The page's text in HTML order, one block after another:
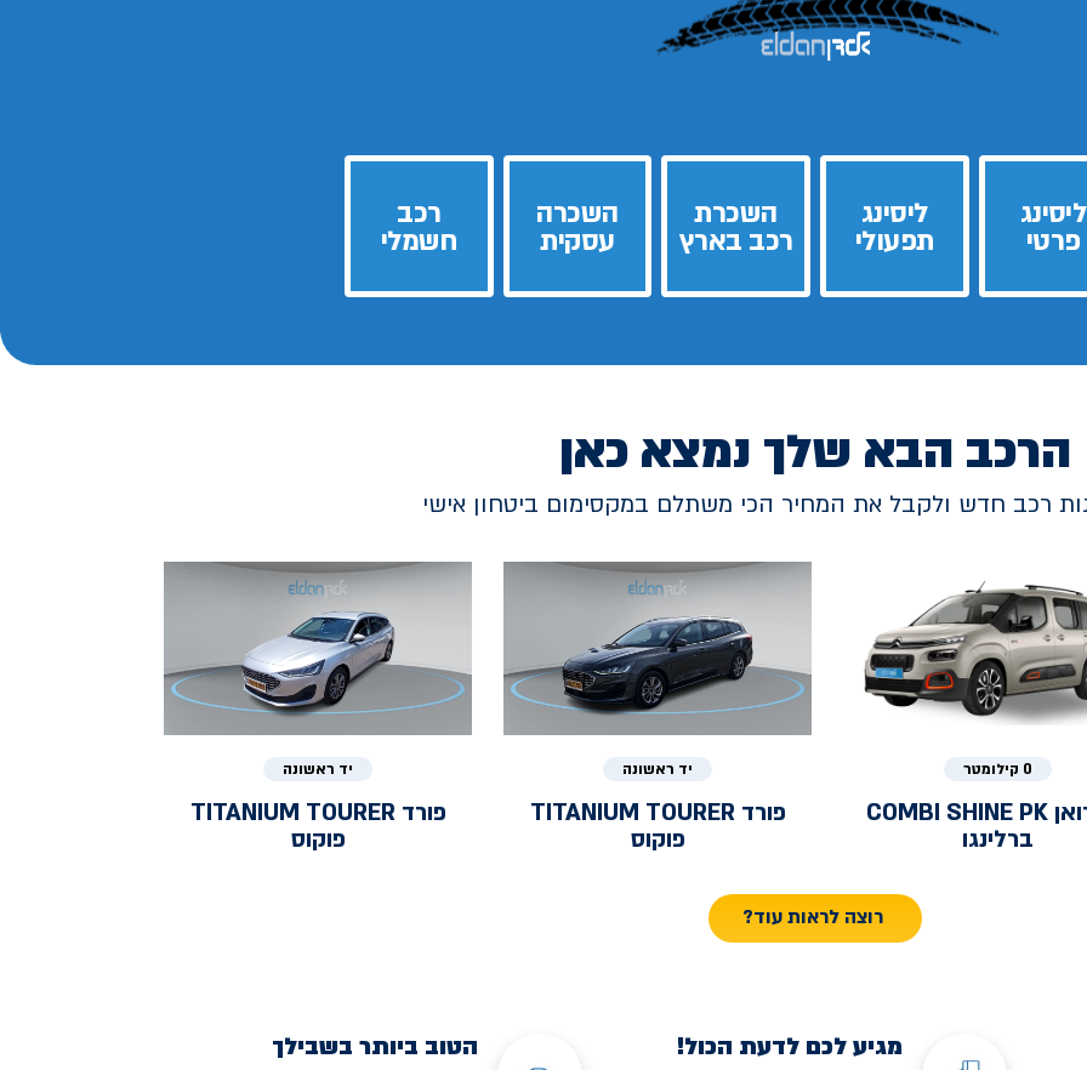
ליסינג
פרטי
ליסינג
תפעולי
השכרת
רכב בארץ
השכרה
עסקית
רכב
חשמלי
הרכב הבא שלך נמצא כאן
רכב חדש ולקבל את המחיר הכי משתלם במקסימום ביטחון אישי
0 קילומטר
COMBI SHINE PK
ברלינגו
יד ראשונה
פורד TITANIUM TOURER
פוקוס
יד ראשונה
פורד TITANIUM TOURER
פוקוס
רוצה לראות עוד?
מגיע לכם לדעת הכול! הטוב ביותר בשבילך